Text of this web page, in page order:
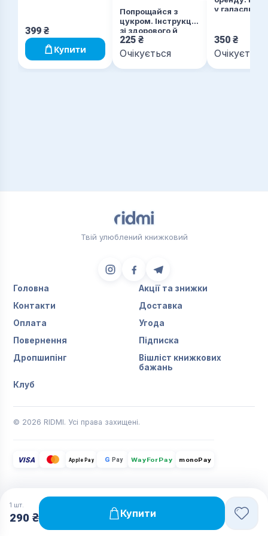
399 ₴
Купити
Попрощайся з
цукром. Інструкція
зі здорового й
щасливого життя
225 ₴
Очікується
у
350 ₴
Очікується
1 шт.
290 ₴ Купити
Твій улюблений книжковий
Головна
Акції та знижки
Контакти
Доставка
Оплата
Угода
Повернення
Підписка
Дропшипінг
Вішліст книжкових
бажань
Клуб
© 2026 RIDMI. Усі права захищені.
VISA Apple Pay G Pay WayForPay monoPay